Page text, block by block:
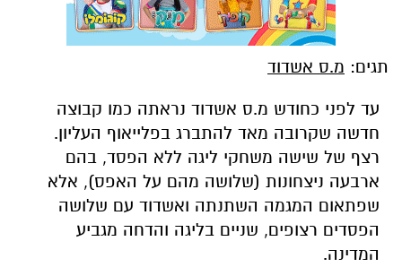
תגים: מ.ס אשדוד
עד לפני כחודש מ.ס אשדוד נראתה כמו קבוצה
חדשה שקרובה מאד להתברג בפלייאוף העליון.
רצף של שישה משחקי ליגה ללא הפסד, בהם
ארבעה ניצחונות (שלושה מהם על האפס), אלא
שפתאום המגמה השתנתה ואשדוד עם שלושה
הפסדים רצופים, שניים בליגה והדחה מגביע
המדינה.